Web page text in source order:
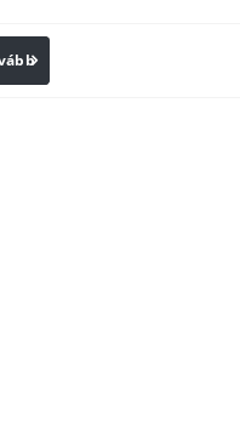
Print